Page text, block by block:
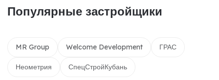
Популярные застройщики
MR Group Welcome Development ГРАС
Неометрия СпецСтройКубань